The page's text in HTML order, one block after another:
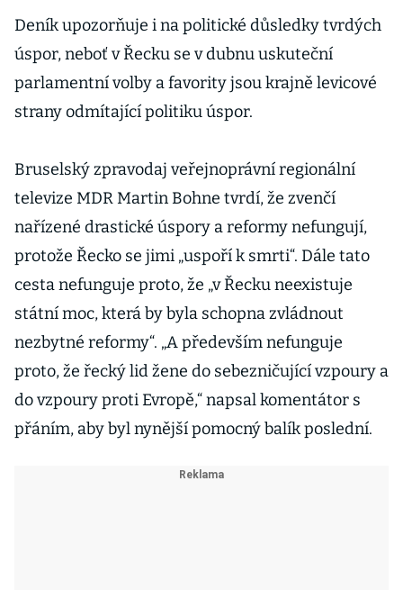
Deník upozorňuje i na politické důsledky tvrdých
úspor, neboť v Řecku se v dubnu uskuteční
parlamentní volby a favority jsou krajně levicové
strany odmítající politiku úspor.
Bruselský zpravodaj veřejnoprávní regionální
televize MDR Martin Bohne tvrdí, že zvenčí
nařízené drastické úspory a reformy nefungují,
protože Řecko se jimi „uspoří k smrti“. Dále tato
cesta nefunguje proto, že „v Řecku neexistuje
státní moc, která by byla schopna zvládnout
nezbytné reformy“. „A především nefunguje
proto, že řecký lid žene do sebezničující vzpoury a
do vzpoury proti Evropě,“ napsal komentátor s
přáním, aby byl nynější pomocný balík poslední.